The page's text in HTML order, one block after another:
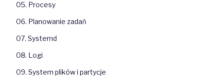
05. Procesy
06. Planowanie zadań
07. Systemd
08. Logi
09. System plików i partycje